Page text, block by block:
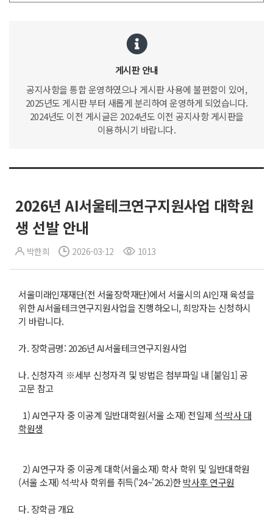
게시판 안내
공지사항을 통합 운영하였으나 게시판 사용에 불편함이 있어,
2025년도 게시판 부터 새롭게 분리하여 운영하게 되었습니다.
2024년도 이전 게시글은 2024년도 이전 공지사항 게시판을
이용하시기 바랍니다.
2026년 AI서울테크연구지원사업 대학원
생 선발 안내
박한희 2026-03-12 1013
서울미래인재재단(전 서울장학재단)에서 서울시의 AI인재 육성을
위한 AI서울테크연구지원사업을 진행하오니, 희망자는 신청하시
기 바랍니다.
가. 장학금명: 2026년 AI서울테크연구지원사업
나. 신청자격 ※세부 신청자격 및 방법은 첨부파일 내 [붙임1] 공
고문 참고
1) AI연구자 중 이공계 일반대학원(서울 소재) 전일제 석·박사 대
학원생
2) AI연구자 중 이공계 대학(서울소재) 학사 학위 및 일반대학원
(서울 소재) 석·박사 학위를 취득('24~'26.2)한박사후 연구원
다. 장학금 개요